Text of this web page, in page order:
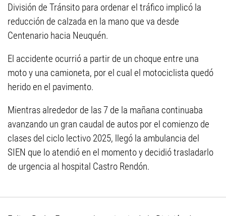
División de Tránsito para ordenar el tráfico implicó la
reducción de calzada en la mano que va desde
Centenario hacia Neuquén.
El accidente ocurrió a partir de un choque entre una
moto y una camioneta, por el cual el motociclista quedó
herido en el pavimento.
Mientras alrededor de las 7 de la mañana continuaba
avanzando un gran caudal de autos por el comienzo de
clases del ciclo lectivo 2025, llegó la ambulancia del
SIEN que lo atendió en el momento y decidió trasladarlo
de urgencia al hospital Castro Rendón.